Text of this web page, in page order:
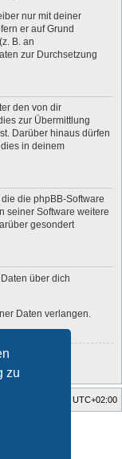
zu
nur mit deiner
er auf Grund
B. an
zur Durchsetzung
den von dir
zur Übermittlung
Darüber hinaus dürfen
in deinem
die phpBB-Software
seiner Software weitere
gesondert
über dich
Daten verlangen.
UTC+02:00
Limited